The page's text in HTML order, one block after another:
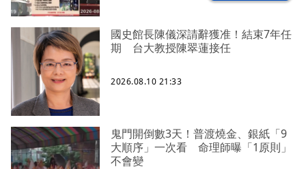
國史館長陳儀深請辭獲准！結束7年任
期 台大教授陳翠蓮接任
2026.08.10 21:33
鬼門開倒數3天！普渡燒金、銀紙「9
大順序」一次看 命理師曝「1原則」
不會變